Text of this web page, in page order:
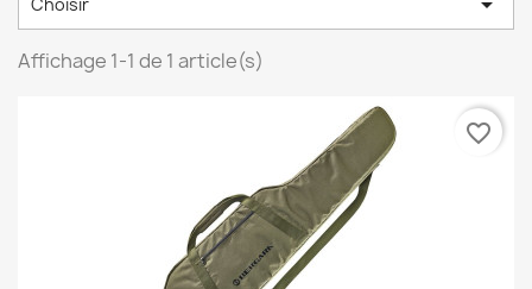
Affichage 1-1 de 1 article(s)
favorite_border